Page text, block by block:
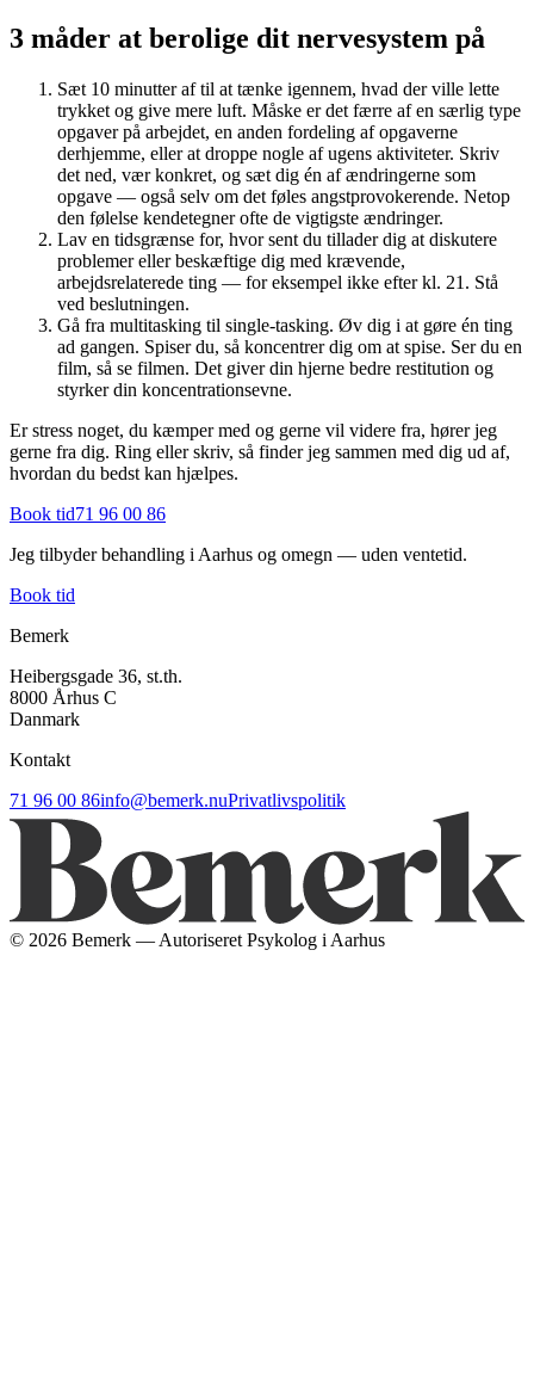
3 måder at berolige dit nervesystem på
Sæt 10 minutter af til at tænke igennem, hvad der ville lette
trykket og give mere luft. Måske er det færre af en særlig type
opgaver på arbejdet, en anden fordeling af opgaverne
derhjemme, eller at droppe nogle af ugens aktiviteter. Skriv
det ned, vær konkret, og sæt dig én af ændringerne som
opgave — også selv om det føles angstprovokerende. Netop
den følelse kendetegner ofte de vigtigste ændringer.
Lav en tidsgrænse for, hvor sent du tillader dig at diskutere
problemer eller beskæftige dig med krævende,
arbejdsrelaterede ting — for eksempel ikke efter kl. 21. Stå
ved beslutningen.
Gå fra multitasking til single-tasking. Øv dig i at gøre én ting
ad gangen. Spiser du, så koncentrer dig om at spise. Ser du en
film, så se filmen. Det giver din hjerne bedre restitution og
styrker din koncentrationsevne.
Er stress noget, du kæmper med og gerne vil videre fra, hører jeg
gerne fra dig. Ring eller skriv, så finder jeg sammen med dig ud af,
hvordan du bedst kan hjælpes.
Book tid71 96 00 86
Jeg tilbyder behandling i Aarhus og omegn — uden ventetid.
Book tid
Bemerk
Heibergsgade 36, st.th.
8000 Århus C
Danmark
Kontakt
71 96 00 86info@bemerk.nuPrivatlivspolitik
© 2026 Bemerk — Autoriseret Psykolog i Aarhus